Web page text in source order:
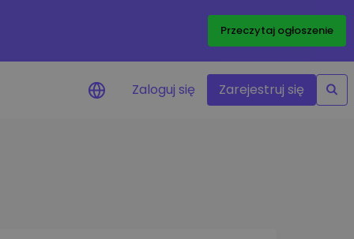
Przeczytaj ogłoszenie
Zaloguj się Zarejestruj się